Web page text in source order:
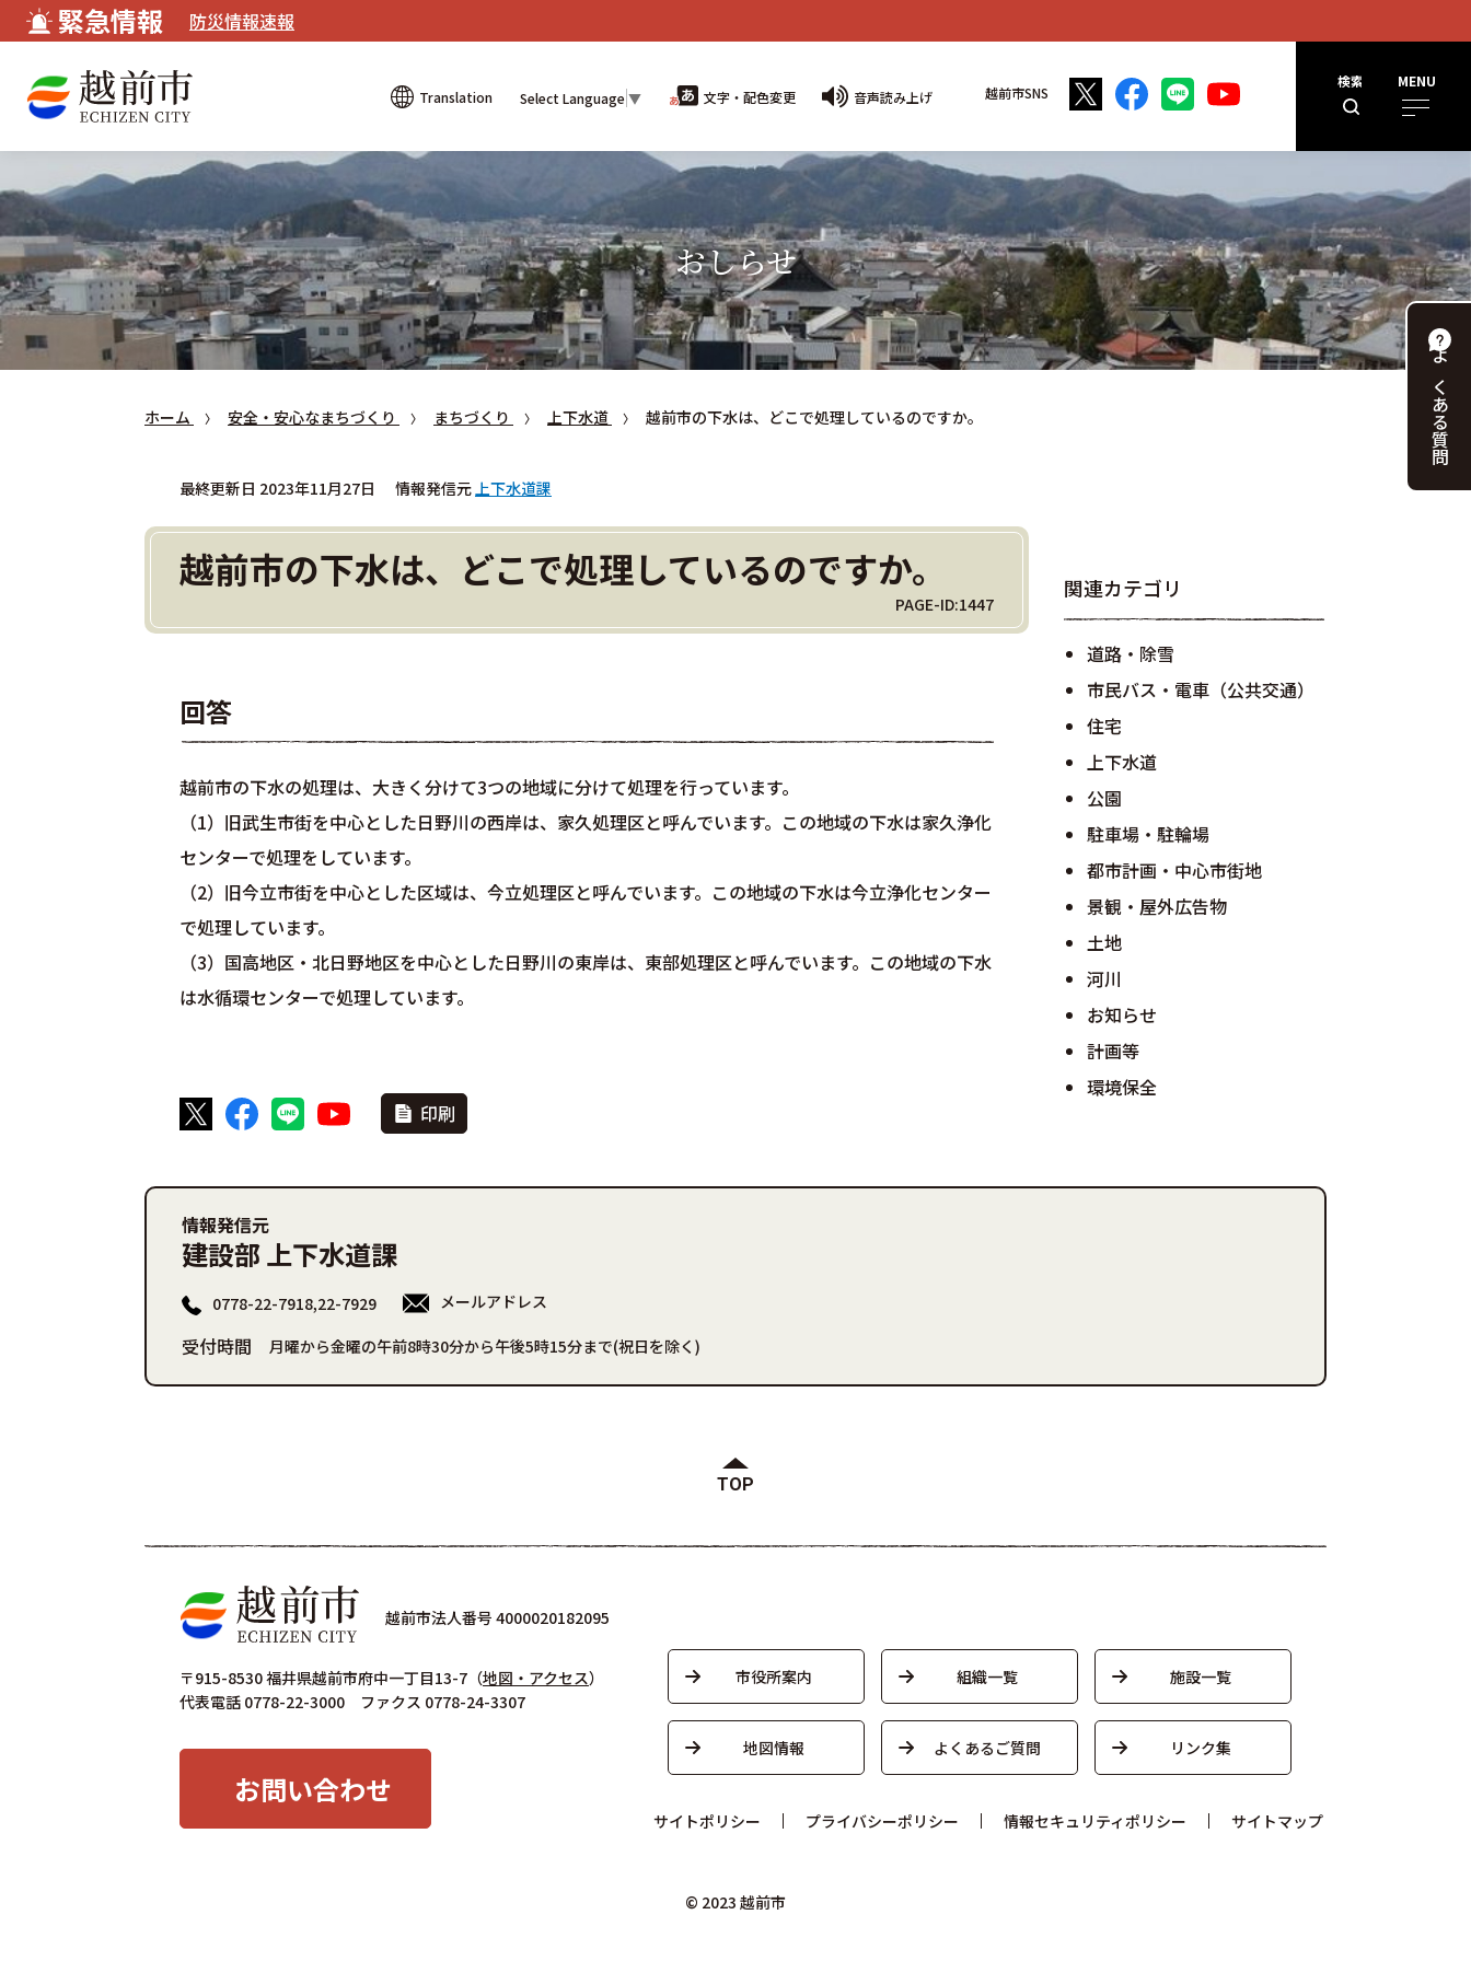
緊急情報 防災情報速報
検索
MENU
Translation
Select Language▼ 文字・配色変更 音声読み上げ 越前市SNS
よくある
質問
おしらせ
ホーム 安全・安心なまちづくり まちづくり 上下水道 越前市の下水は、どこで処理しているのですか。
最終更新日 2023年11月27日 情報発信元上下水道課
越前市の下水は、どこで処理しているのですか。
PAGE-ID:1447
回答
越前市の下水の処理は、大きく分けて3つの地域に分けて処理を行っています。
（1）旧武生市街を中心とした日野川の西岸は、家久処理区と呼んでいます。この地域の下水は家久浄化
センターで処理をしています。
（2）旧今立市街を中心とした区域は、今立処理区と呼んでいます。この地域の下水は今立浄化センター
で処理しています。
（3）国高地区・北日野地区を中心とした日野川の東岸は、東部処理区と呼んでいます。この地域の下水
は水循環センターで処理しています。
印刷
関連カテゴリ
道路・除雪
市民バス・電車（公共交通）
住宅
上下水道
公園
駐車場・駐輪場
都市計画・中心市街地
景観・屋外広告物
土地
河川
お知らせ
計画等
環境保全
情報発信元
建設部 上下水道課
0778-22-7918,22-7929 メールアドレス
受付時間 月曜から金曜の午前8時30分から午後5時15分まで(祝日を除く)
TOP
越前市法人番号 4000020182095
〒915-8530 福井県越前市府中一丁目13-7 （地図・アクセス）
代表電話 0778-22-3000 ファクス 0778-24-3307
お問い合わせ
市役所案内 組織一覧 施設一覧
地図情報 よくあるご質問 リンク集
サイトポリシー プライバシーポリシー 情報セキュリティポリシー サイトマップ
© 2023 越前市